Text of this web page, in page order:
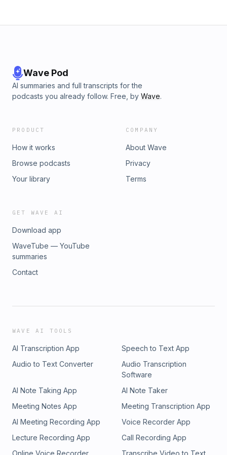
Wave Pod
AI summaries and full transcripts for the
podcasts you already follow. Free, by Wave.
PRODUCT
How it works
Browse podcasts
Your library
COMPANY
About Wave
Privacy
Terms
GET WAVE AI
Download app
WaveTube — YouTube
summaries
Contact
WAVE AI TOOLS
AI Transcription App
Speech to Text App
Audio to Text Converter
Audio Transcription
Software
AI Note Taking App
AI Note Taker
Meeting Notes App
Meeting Transcription App
AI Meeting Recording App
Voice Recorder App
Lecture Recording App
Call Recording App
Online Voice Recorder
Transcribe Video to Text